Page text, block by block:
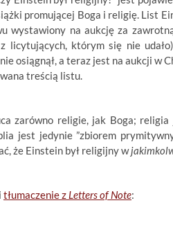
promującej Boga i religię. List
wystawiony na aukcję za
licytujących, którym się nie
osiągnął, a teraz jest na aukcji w
treścią listu.
zarówno religie, jak Boga; religia
jest jedynie ”zbiorem
że Einstein był religijny w
tłumaczenie z Letters of Note: